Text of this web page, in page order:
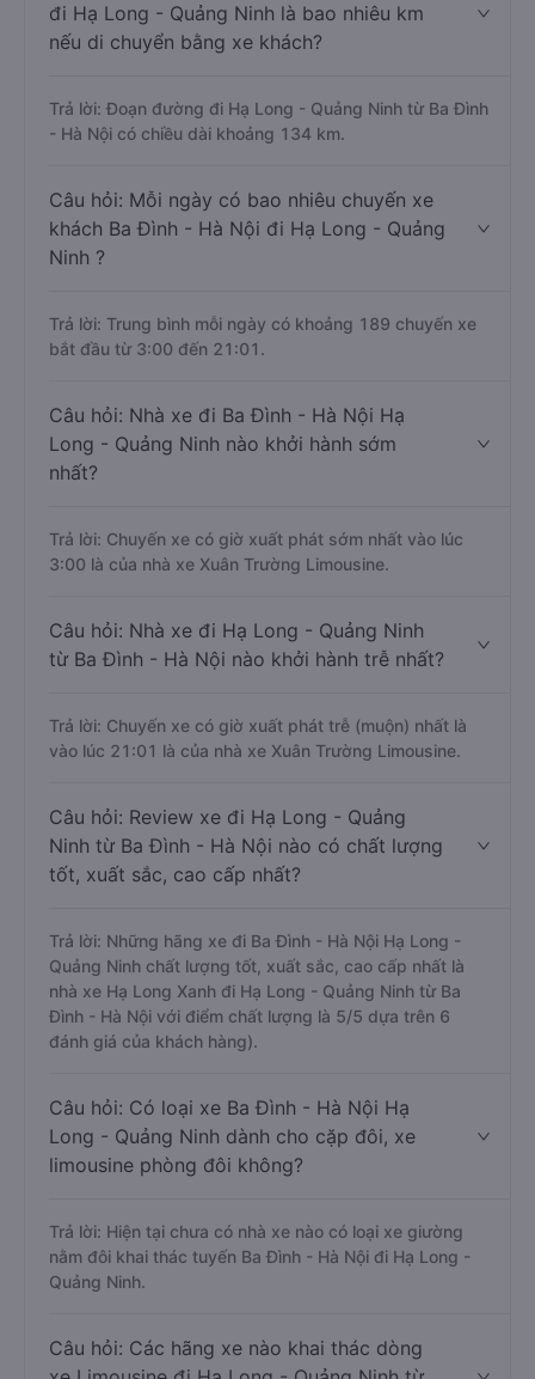
đi Hạ Long - Quảng Ninh là bao nhiêu km
nếu di chuyển bằng xe khách?
Trả lời: Đoạn đường đi Hạ Long - Quảng Ninh từ Ba Đình
- Hà Nội có chiều dài khoảng 134 km.
Câu hỏi: Mỗi ngày có bao nhiêu chuyến xe
khách Ba Đình - Hà Nội đi Hạ Long - Quảng
Ninh ?
Trả lời: Trung bình mỗi ngày có khoảng 189 chuyến xe
bắt đầu từ 3:00 đến 21:01.
Câu hỏi: Nhà xe đi Ba Đình - Hà Nội Hạ
Long - Quảng Ninh nào khởi hành sớm
nhất?
Trả lời: Chuyến xe có giờ xuất phát sớm nhất vào lúc
3:00 là của nhà xe Xuân Trường Limousine.
Câu hỏi: Nhà xe đi Hạ Long - Quảng Ninh
từ Ba Đình - Hà Nội nào khởi hành trễ nhất?
Trả lời: Chuyến xe có giờ xuất phát trễ (muộn) nhất là
vào lúc 21:01 là của nhà xe Xuân Trường Limousine.
Câu hỏi: Review xe đi Hạ Long - Quảng
Ninh từ Ba Đình - Hà Nội nào có chất lượng
tốt, xuất sắc, cao cấp nhất?
Trả lời: Những hãng xe đi Ba Đình - Hà Nội Hạ Long -
Quảng Ninh chất lượng tốt, xuất sắc, cao cấp nhất là
nhà xe Hạ Long Xanh đi Hạ Long - Quảng Ninh từ Ba
Đình - Hà Nội với điểm chất lượng là 5/5 dựa trên 6
đánh giá của khách hàng).
Câu hỏi: Có loại xe Ba Đình - Hà Nội Hạ
Long - Quảng Ninh dành cho cặp đôi, xe
limousine phòng đôi không?
Trả lời: Hiện tại chưa có nhà xe nào có loại xe giường
nằm đôi khai thác tuyến Ba Đình - Hà Nội đi Hạ Long -
Quảng Ninh.
Câu hỏi: Các hãng xe nào khai thác dòng